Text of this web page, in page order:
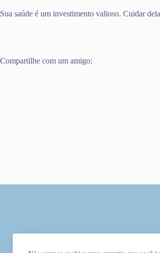
Sua saúde é um investimento valioso. Cuidar
Compartilhe com um amigo: